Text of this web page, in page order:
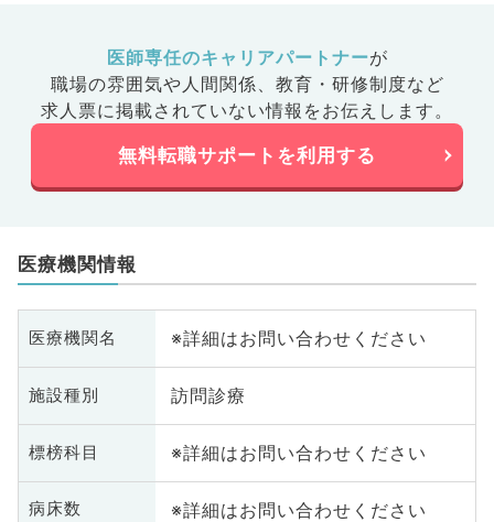
医師専任のキャリアパートナーが
職場の雰囲気や人間関係、 教育・研修制度など
求人票に掲載されていない情報をお伝えします。
無料転職サポートを利用する
医療機関情報
医療機関名 ※詳細はお問い合わせください
施設種別 訪問診療
標榜科目 ※詳細はお問い合わせください
病床数 ※詳細はお問い合わせください